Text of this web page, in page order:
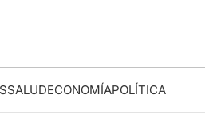
SALUDECONOMÍAPOLÍTICA